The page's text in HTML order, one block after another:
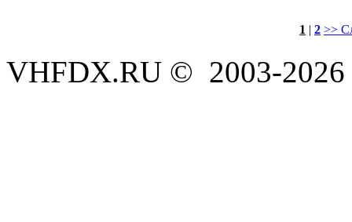
1 | 2 >>
VHFDX.RU © 2003-2026